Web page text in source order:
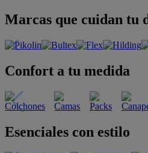
Marcas que cuidan tu
Confort a tu medida
Esenciales con estilo